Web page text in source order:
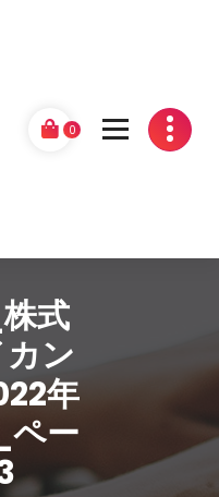
0
式
ン
年
ー